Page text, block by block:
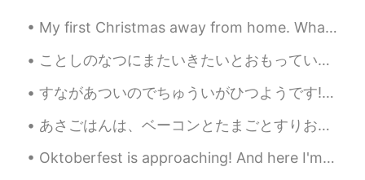
My first Christmas away from home. What can I say? I'm blessed to be surrounded by people in the ...
ことしのなつにまたいきたいとおもっています。- I would like to go back this summer. ⛺ My virtual trip around the Americ...
すながあついのでちゅういがひつようです! - Be careful, the sand is hot! 🌡 It's the end of the road trip! Yes, I man...
あさごはんは、ベーコンとたまごとすりおろしたポテトとあたたかいおちゃでした。- Breakfast was bacon, eggs and grated potatoes with hot te...
Oktoberfest is approaching! And here I'm stuck in a dilemma whether I should buy a new set of Dir...